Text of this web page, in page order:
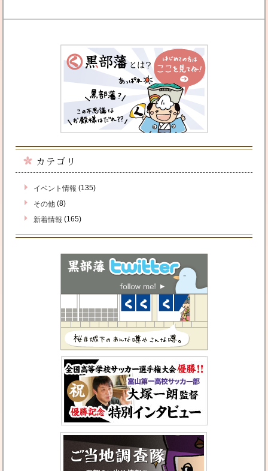
カテゴリ
イベント情報 (135)
その他(8)
新着情報 (165)